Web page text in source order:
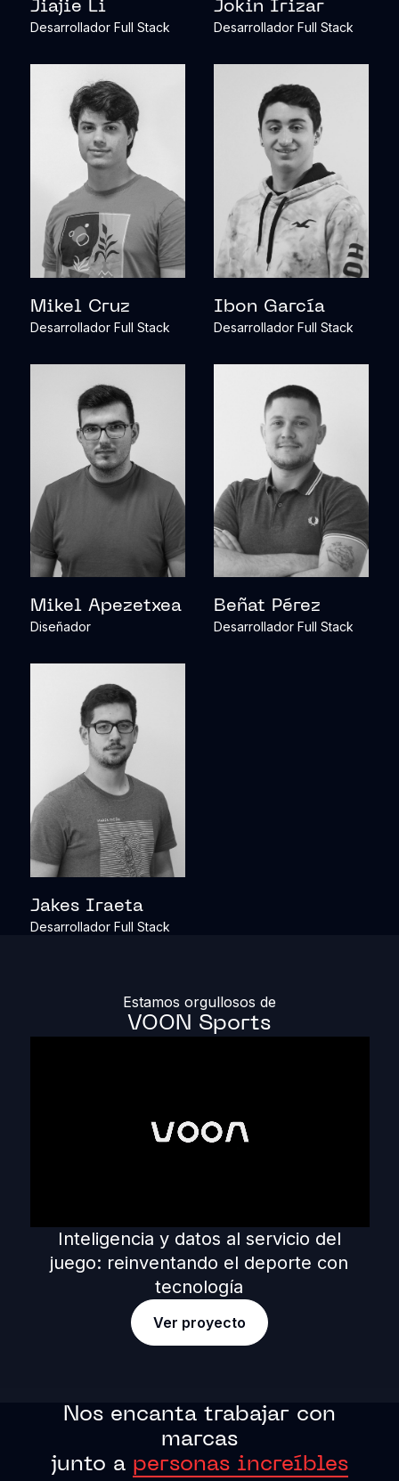
Jiajie Li
Desarrollador Full Stack
Jokin Irizar
Desarrollador Full Stack
Mikel Cruz
Desarrollador Full Stack
Ibon García
Desarrollador Full Stack
Mikel Apezetxea
Diseñador
Beñat Pérez
Desarrollador Full Stack
Jakes Iraeta
Desarrollador Full Stack
Estamos orgullosos de
VOON Sports
Inteligencia y datos al servicio del
juego: reinventando el deporte con
tecnología
Ver proyecto
Nos encanta trabajar con
marcas
junto a personas increíbles